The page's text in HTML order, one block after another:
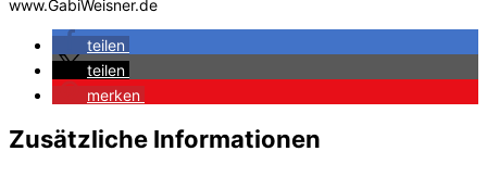
www.GabiWeisner.de
teilen
teilen
merken
Zusätzliche Informationen